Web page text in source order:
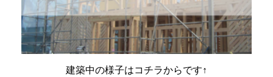
建築中の様子はコチラからです↑